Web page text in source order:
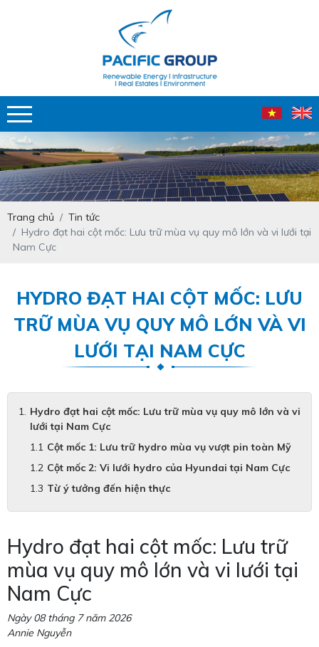
Trang chủ
Tin tức
Hydro đạt hai cột mốc: Lưu trữ mùa vụ quy mô lớn và vi lưới tại
Nam Cực
HYDRO ĐẠT HAI CỘT MỐC: LƯU
TRỮ MÙA VỤ QUY MÔ LỚN VÀ VI
LƯỚI TẠI NAM CỰC
Hydro đạt hai cột mốc: Lưu trữ mùa vụ quy mô lớn và vi
lưới tại Nam Cực
Cột mốc 1: Lưu trữ hydro mùa vụ vượt pin toàn Mỹ
Cột mốc 2: Vi lưới hydro của Hyundai tại Nam Cực
Từ ý tưởng đến hiện thực
Hydro đạt hai cột mốc: Lưu trữ
mùa vụ quy mô lớn và vi lưới tại
Nam Cực
Ngày 08 tháng 7 năm 2026
Annie Nguyễn